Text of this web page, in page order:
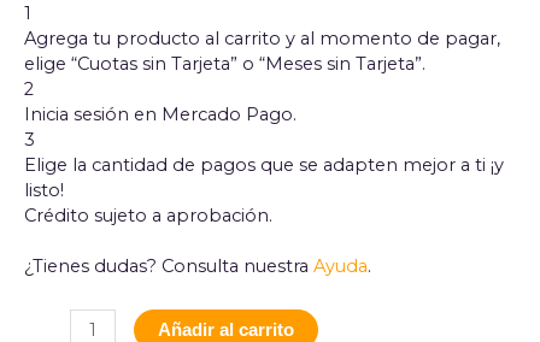
1
Agrega tu producto al carrito y al momento de pagar,
elige “Cuotas sin Tarjeta” o “Meses sin Tarjeta”.
2
Inicia sesión en Mercado Pago.
3
Elige la cantidad de pagos que se adapten mejor a ti ¡y
listo!
Crédito sujeto a aprobación.
¿Tienes dudas? Consulta nuestra Ayuda.
Añadir al carrito